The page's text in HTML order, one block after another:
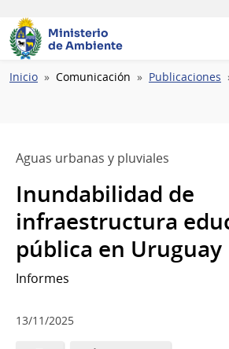
Ministerio
de Ambiente
Ruta
Inicio Comunicación Publicaciones
Aguas urbanas y pluviales
Inundabilidad de
infraestructura
pública en Uruguay
Informes
13/11/2025